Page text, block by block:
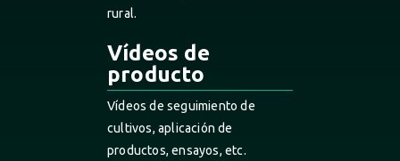
rural.
Vídeos de
producto
Vídeos de seguimiento de
cultivos, aplicación de
productos, ensayos, etc.